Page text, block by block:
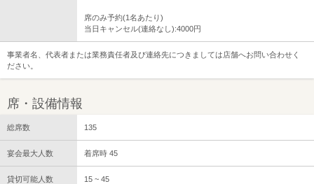
席のみ予約(1名あたり)
当日キャンセル(連絡なし):4000円
事業者名、代表者または業務責任者及び連絡先につきましては店舗へお問い合わせく
ださい。
席・設備情報
総席数 135
宴会最大人数 着席時 45
貸切可能人数 15 ~ 45